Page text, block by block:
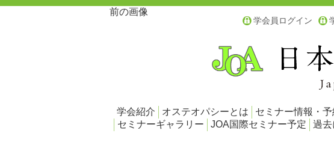
学会員ログイン
学会紹介 オステオパシーとは セミナー情報・予
セミナーギャラリー
JOA国際セミナー予定 過
前の画像